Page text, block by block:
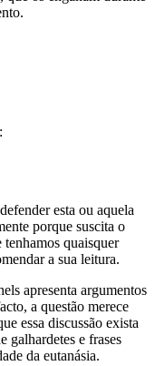
esta ou aquela
porque suscita o
tenhamos quaisquer
a sua leitura.
apresenta argumentos
a questão merece
essa discussão exista
galhardetes e frases
da eutanásia.